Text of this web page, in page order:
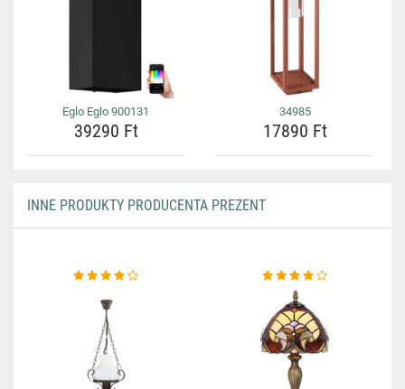
Eglo Eglo 900131
39290 Ft
34985
17890 Ft
INNE PRODUKTY PRODUCENTA PREZENT